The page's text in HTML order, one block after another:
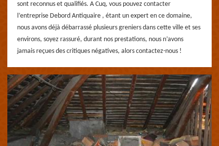
sont reconnus et qualifiés. A Cuq, vous pouvez contacter
l’entreprise Debord Antiquaire , étant un expert en ce domaine,
nous avons déjà débarrassé plusieurs greniers dans cette ville et ses
environs, soyez rassuré, durant nos prestations, nous n’avons
jamais reçues des critiques négatives, alors contactez-nous !